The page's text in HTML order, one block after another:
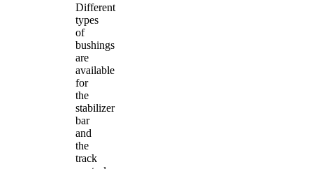
Different
types
of
bushings
are
available
for
the
stabilizer
bar
and
the
track